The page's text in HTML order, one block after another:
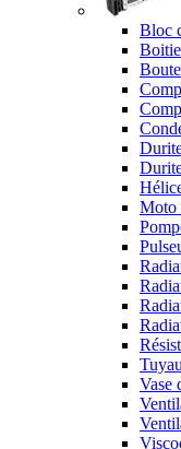
Bloc
Moto
Vase